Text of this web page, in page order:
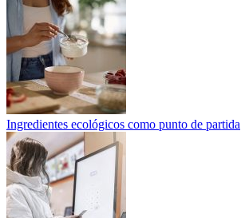
Ingredientes ecológicos como punto de partida